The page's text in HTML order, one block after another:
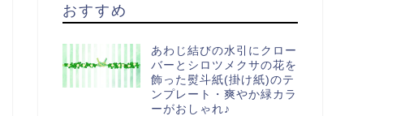
おすすめ
あわじ結びの水引にクロー
バーとシロツメクサの花を
飾った熨斗紙(掛け紙)のテ
ンプレート・爽やか緑カラ
ーがおしゃれ♪